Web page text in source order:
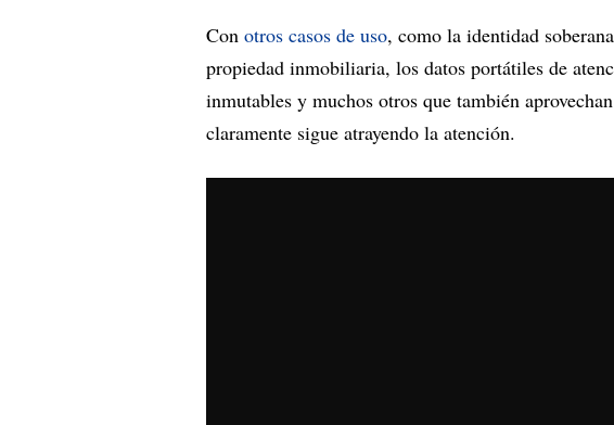
Con otros casos de uso, como la identidad
propiedad inmobiliaria, los datos portátiles de
inmutables y muchos otros que también
claramente sigue atrayendo la atención.